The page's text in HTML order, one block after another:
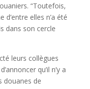
“Toutefois,
d’entre elles n’a été
dans son cercle
leurs collègues
qu’il n’y a
douanes de